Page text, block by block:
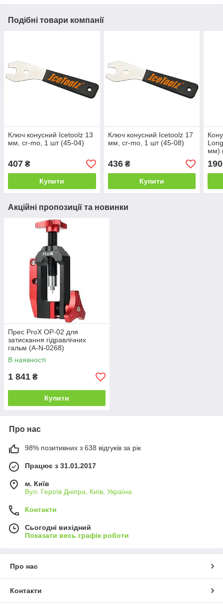
Подібні товари компанії
Ключ конусний Icetoolz 13
мм, cr-mo, 1 шт (45-04)
407 ₴
Купити
Ключ конусний Icetoolz 17
мм, cr-mo, 1 шт (45-08)
436₴
Купити
мм)
190
Акційні пропозиції та новинки
Прес ProX OP-02 для
затискання гідравлічних
гальм (A-N-0268)
В наявності
1 841 ₴
Купити
Про нас
98% позитивних з 638 відгуків за рік
Працює з 31.01.2017
м. Київ
Вул. Героїв Дніпра, Київ, Україна
Контакти
Сьогодні вихідний
Показати весь графік роботи
Про нас
Контакти